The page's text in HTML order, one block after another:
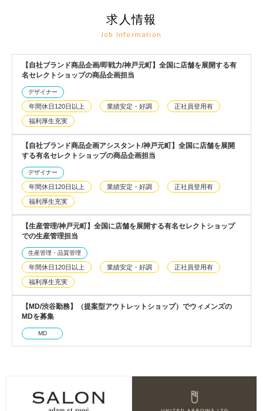
求人情報
Job Information
【自社ブランド商品企画/即戦力/神戸元町】全国に店舗を展開する有
名セレクトショップの商品企画担当
デザイナー
年間休日120日以上 業績安定・好調 正社員登用有
福利厚生充実
【自社ブランド商品企画アシスタント/神戸元町】全国に店舗を展開
する有名セレクトショップの商品企画担当
デザイナー
年間休日120日以上 業績安定・好調 正社員登用有
福利厚生充実
【生産管理/神戸元町】全国に店舗を展開する有名セレクトショップ
での生産管理担当
生産管理・品質管理
年間休日120日以上 業績安定・好調 正社員登用有
福利厚生充実
【MD/渋谷勤務】（提案型アウトレットショップ）でウィメンズの
MDを募集
MD